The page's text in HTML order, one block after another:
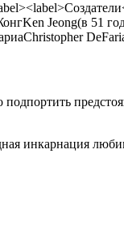
Ken Jeong(в 51
Christopher
инкарнация